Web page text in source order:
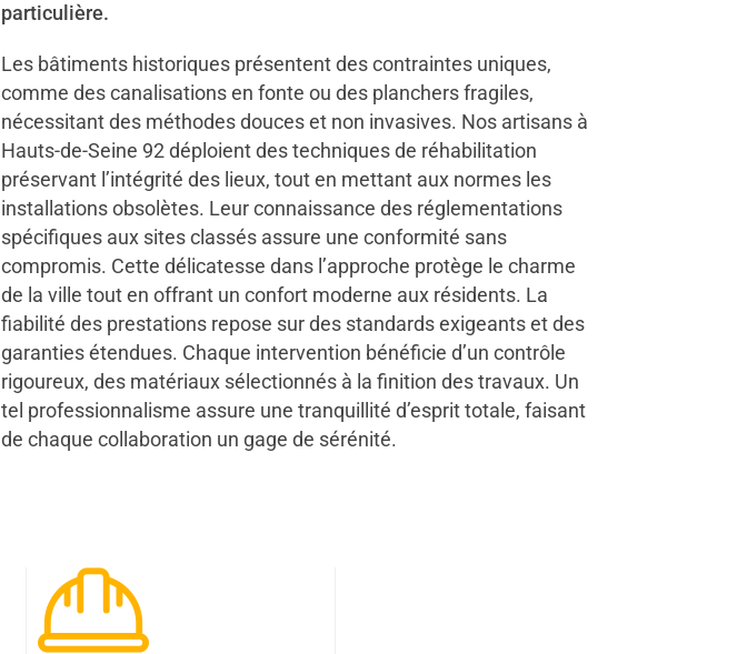
particulière.
Les bâtiments historiques présentent des contraintes uniques,
comme des canalisations en fonte ou des planchers fragiles,
nécessitant des méthodes douces et non invasives. Nos artisans à
Hauts-de-Seine 92 déploient des techniques de réhabilitation
préservant l’intégrité des lieux, tout en mettant aux normes les
installations obsolètes. Leur connaissance des réglementations
spécifiques aux sites classés assure une conformité sans
compromis. Cette délicatesse dans l’approche protège le charme
de la ville tout en offrant un confort moderne aux résidents. La
fiabilité des prestations repose sur des standards exigeants et des
garanties étendues. Chaque intervention bénéficie d’un contrôle
rigoureux, des matériaux sélectionnés à la finition des travaux. Un
tel professionnalisme assure une tranquillité d’esprit totale, faisant
de chaque collaboration un gage de sérénité.